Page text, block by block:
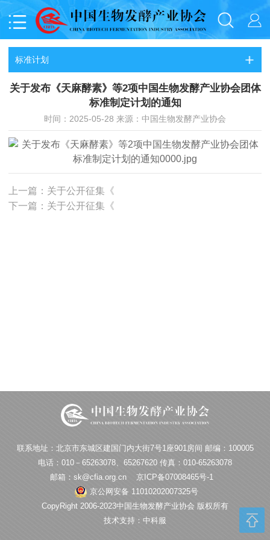
标准计划
关于发布《天麻酵素》等2项中国生物发酵产业协会团体
标准制定计划的通知
时间：2025-05-28 来源：中国生物发酵产业协会
上一篇：关于公开征集《
下一篇：关于公开征集《
联系地址：北京市东城区建国门内大街7号1座901房间 邮编：100005
电话：010－65263078、65267620 传真：010-65263078
邮箱：sk@cfia.org.cn
京ICP备07008465号-1
京公网安备 11010202007325号
CopyRight 2006-2023中国生物发酵产业协会 版权所有
技术支持：中科服